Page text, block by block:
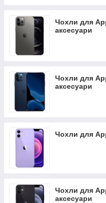
Чохли для
аксесуари
Чохли для
аксесуари
Чохли для
Чохли для
аксесуари